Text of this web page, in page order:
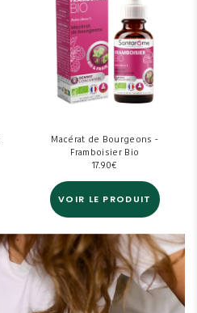
Macérat de Bourgeons -
Framboisier Bio
€
17.90
VOIR LE PRODUIT